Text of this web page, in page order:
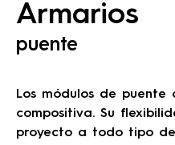
Armarios
puente
Los módulos de
compositiva. Su
proyecto a todo tipo de